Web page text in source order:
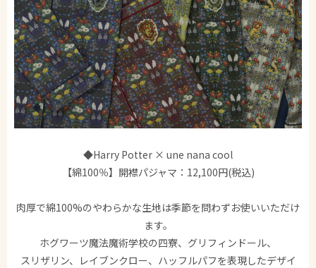
◆Harry Potter × une nana cool
【綿100％】開襟パジャマ：12,100円(税込)
肉厚で綿100%のやわらかな生地は季節を問わずお使いいただけ
ます。
ホグワーツ魔法魔術学校の四寮、グリフィンドール、
スリザリン、レイブンクロー、ハッフルパフを表現したデザイ